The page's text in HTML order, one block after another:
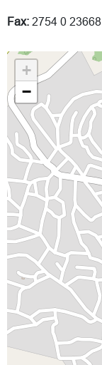
Fax: 2754 0 23668
+
−